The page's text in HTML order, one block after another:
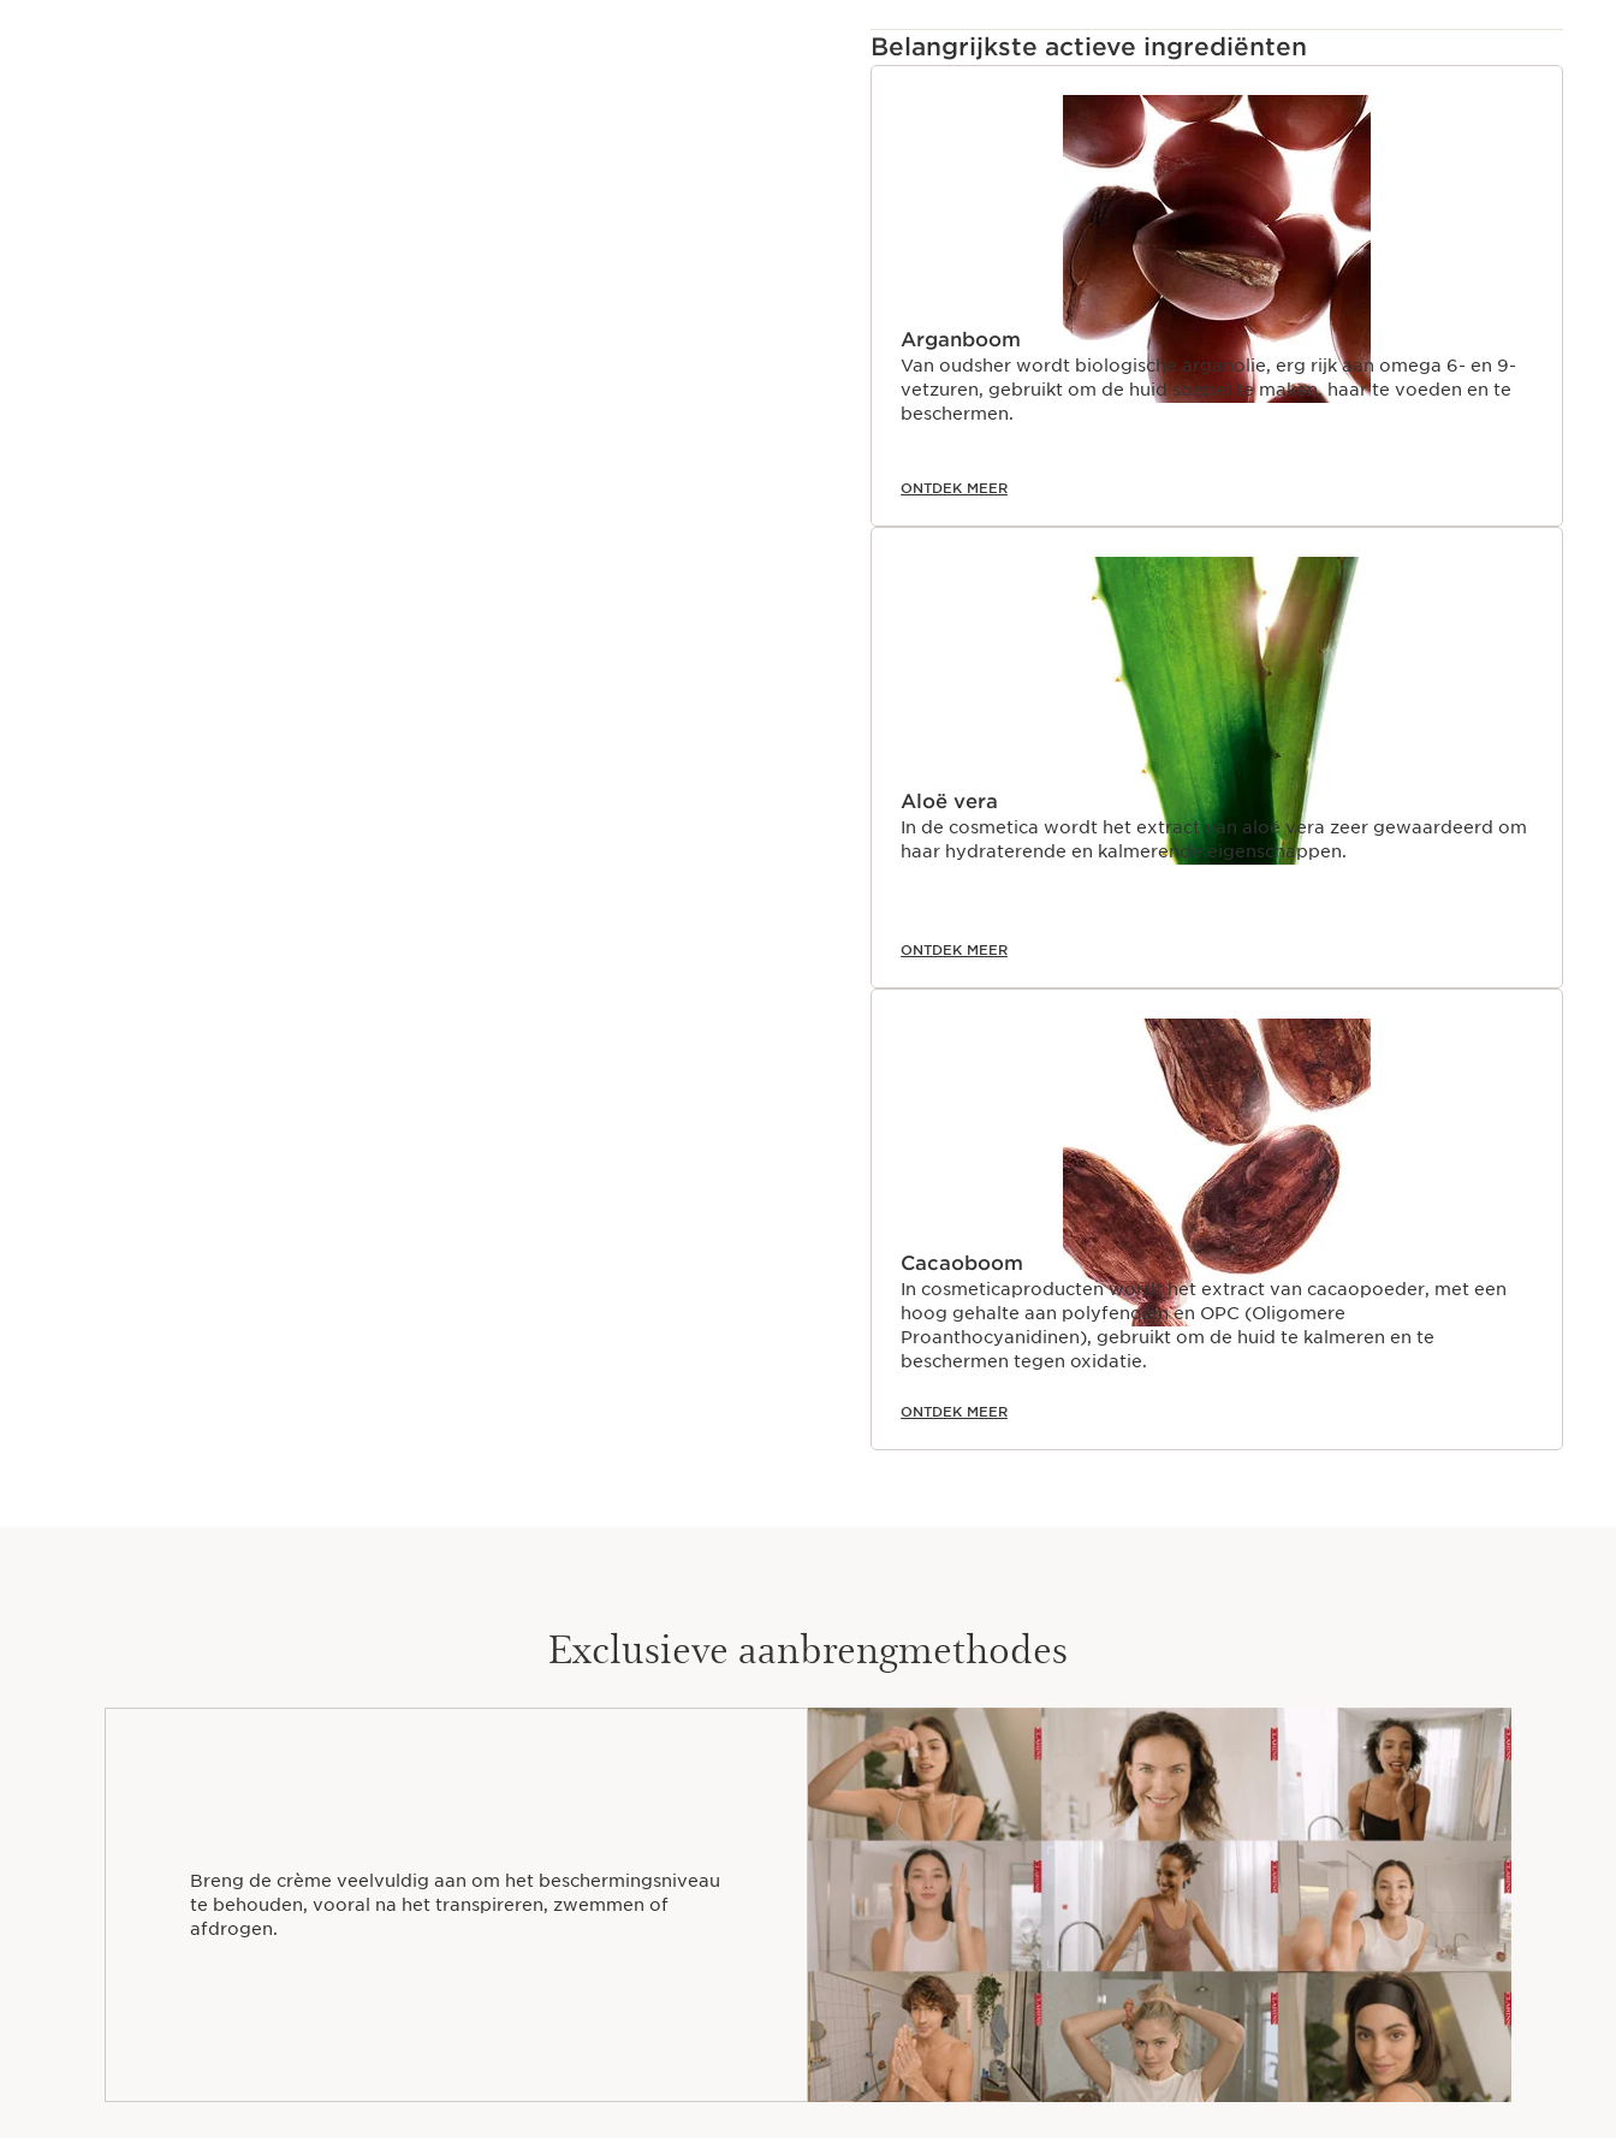
Belangrijkste actieve ingrediënten
Arganboom
Van oudsher wordt biologische arganolie, erg rijk aan omega 6- en 9-
vetzuren, gebruikt om de huid soepel te maken, haar te voeden en te
beschermen.
ONTDEK MEER
Aloë vera
In de cosmetica wordt het extract van aloë vera zeer gewaardeerd om
haar hydraterende en kalmerende eigenschappen.
ONTDEK MEER
Cacaoboom
In cosmeticaproducten wordt het extract van cacaopoeder, met een
hoog gehalte aan polyfenolen en OPC (Oligomere
Proanthocyanidinen), gebruikt om de huid te kalmeren en te
beschermen tegen oxidatie.
ONTDEK MEER
Exclusieve aanbrengmethodes
Breng de crème veelvuldig aan om het beschermingsniveau
te behouden, vooral na het transpireren, zwemmen of
afdrogen.